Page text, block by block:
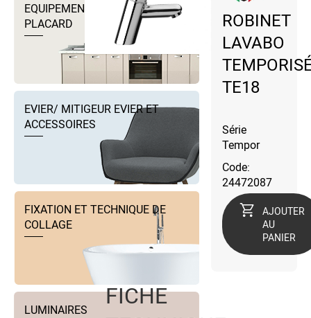
EQUIPEMENTS DRESSING ET
PLACARD
EVIER/ MITIGEUR EVIER ET
ACCESSOIRES
FIXATION ET TECHNIQUE DE
COLLAGE
LUMINAIRES
ROBINET
LAVABO
TE18
Série
Tempor
Code:
24472087
AJOUTER
AU
PANIER
FICHE